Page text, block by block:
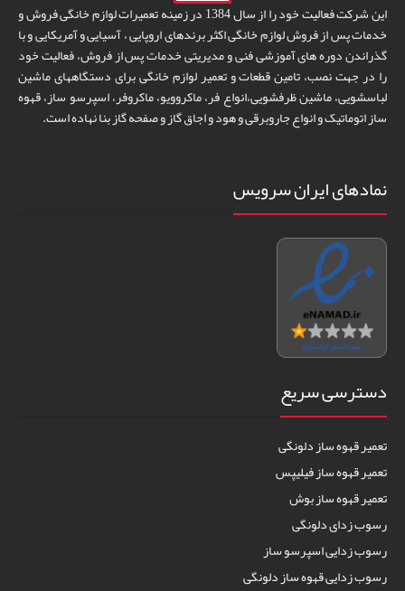
این شرکت فعالیت خود را از سال 1384 در زمینه تعمیرات لوازم خانگی فروش و
خدمات پس از فروش لوازم خانگی اکثر برندهای اروپایی ، آسیایی و آمریکایی و با
گذراندن دوره های آموزشی فنی و مدیریتی خدمات پس از فروش، فعالیت خود
را در جهت نصب، تامین قطعات و تعمیر لوازم خانگی برای دستگاههای ماشین
لباسشویی، ماشین ظرفشویی،انواع فر، ماکروویو، ماکروفر، اسپرسو ساز، قهوه
ساز اتوماتیک و انواع جاروبرقی و هود و اجاق گاز و صفحه گاز بنا نهاده است.
نمادهای ایران سرویس
دسترسی سریع
تعمیر قهوه ساز دلونگی
تعمیر قهوه ساز فیلیپس
تعمیر قهوه ساز بوش
رسوب زدای دلونگی
رسوب زدایی اسپرسو ساز
رسوب زدایی قهوه ساز دلونگی